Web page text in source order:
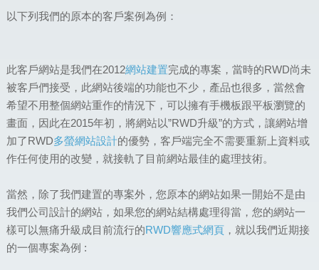
以下列我們的原本的客戶案例為例：
此客戶網站是我們在2012網站建置完成的專案，當時的RWD尚未
被客戶們接受，此網站後端的功能也不少，產品也很多，當然會
希望不用整個網站重作的情況下，可以擁有手機板跟平板瀏覽的
畫面，因此在2015年初，將網站以”RWD升級”的方式，讓網站增
加了RWD多螢網站設計的優勢，客戶端完全不需要重新上資料或
作任何使用的改變，就接軌了目前網站最佳的處理技術。
當然，除了我們建置的專案外，您原本的網站如果一開始不是由
我們公司設計的網站，如果您的網站結構處理得當，您的網站一
樣可以無痛升級成目前流行的RWD響應式網頁，就以我們近期接
的一個專案為例 :